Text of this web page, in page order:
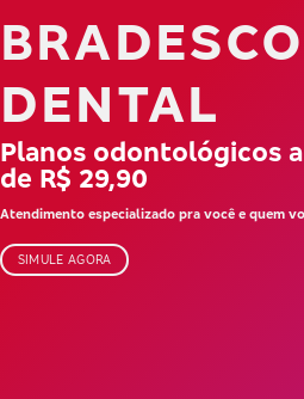
BRADESCO
DENTAL
Planos odontológicos
de R$ 29,90
Atendimento especializado pra você e quem
SIMULE AGORA